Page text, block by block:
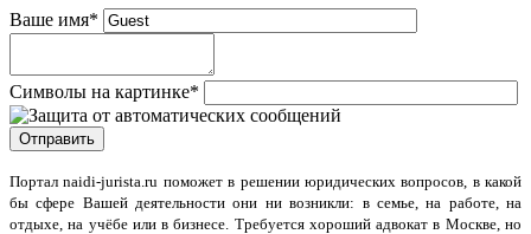
Ваше имя*
Символы на картинке*
Портал naidi-jurista.ru поможет в решении юридических вопросов, в какой
бы сфере Вашей деятельности они ни возникли: в семье, на работе, на
отдыхе, на учёбе или в бизнесе. Требуется хороший адвокат в Москве, но